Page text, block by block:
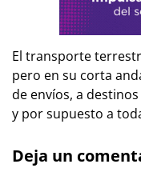
El transporte
pero en su corta
de envíos, a
y por supuesto a
Deja un